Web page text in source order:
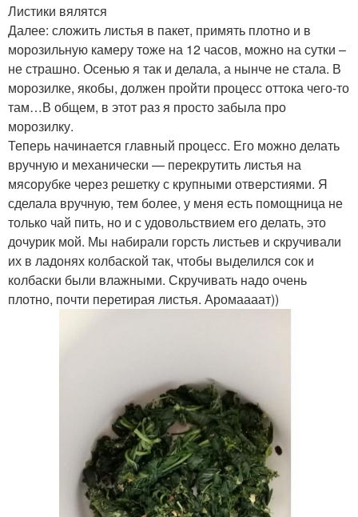
Листики вялятся
Далее: сложить листья в пакет, примять плотно и в
морозильную камеру тоже на 12 часов, можно на сутки –
не страшно. Осенью я так и делала, а нынче не стала. В
морозилке, якобы, должен пройти процесс оттока чего-то
там…В общем, в этот раз я просто забыла про
морозилку.
Теперь начинается главный процесс. Его можно делать
вручную и механически — перекрутить листья на
мясорубке через решетку с крупными отверстиями. Я
сделала вручную, тем более, у меня есть помощница не
только чай пить, но и с удовольствием его делать, это
дочурик мой. Мы набирали горсть листьев и скручивали
их в ладонях колбаской так, чтобы выделился сок и
колбаски были влажными. Скручивать надо очень
плотно, почти перетирая листья. Аромаааат))